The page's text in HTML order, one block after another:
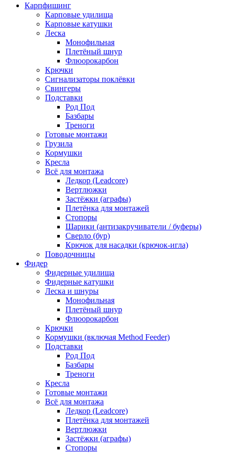
Карпфишинг
Карповые удилища
Карповые катушки
Леска
Монофильная
Плетёный шнур
Флюорокарбон
Крючки
Сигнализаторы поклёвки
Свингеры
Подставки
Род Под
Базбары
Треноги
Готовые монтажи
Грузила
Кормушки
Кресла
Всё для монтажа
Ледкор (Leadcore)
Вертлюжки
Застёжки (аграфы)
Плетёнка для монтажей
Стопоры
Шарики (антизакручиватели / буферы)
Сверло (бур)
Крючок для насадки (крючок-игла)
Поводочницы
Фидер
Фидерные удилища
Фидерные катушки
Леска и шнуры
Монофильная
Плетёный шнур
Флюорокарбон
Крючки
Кормушки (включая Method Feeder)
Подставки
Род Под
Базбары
Треноги
Кресла
Готовые монтажи
Всё для монтажа
Ледкор (Leadcore)
Плетёнка для монтажей
Вертлюжки
Застёжки (аграфы)
Стопоры